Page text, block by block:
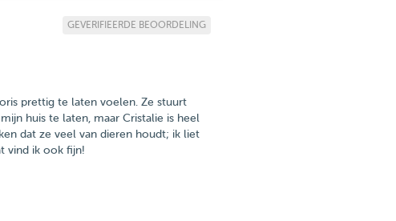
GEVERIFIEERDE BEOORDELING
prettig te laten voelen. Ze stuurt
huis te laten, maar Cristalie is heel
dat ze veel van dieren houdt; ik liet
vind ik ook fijn!